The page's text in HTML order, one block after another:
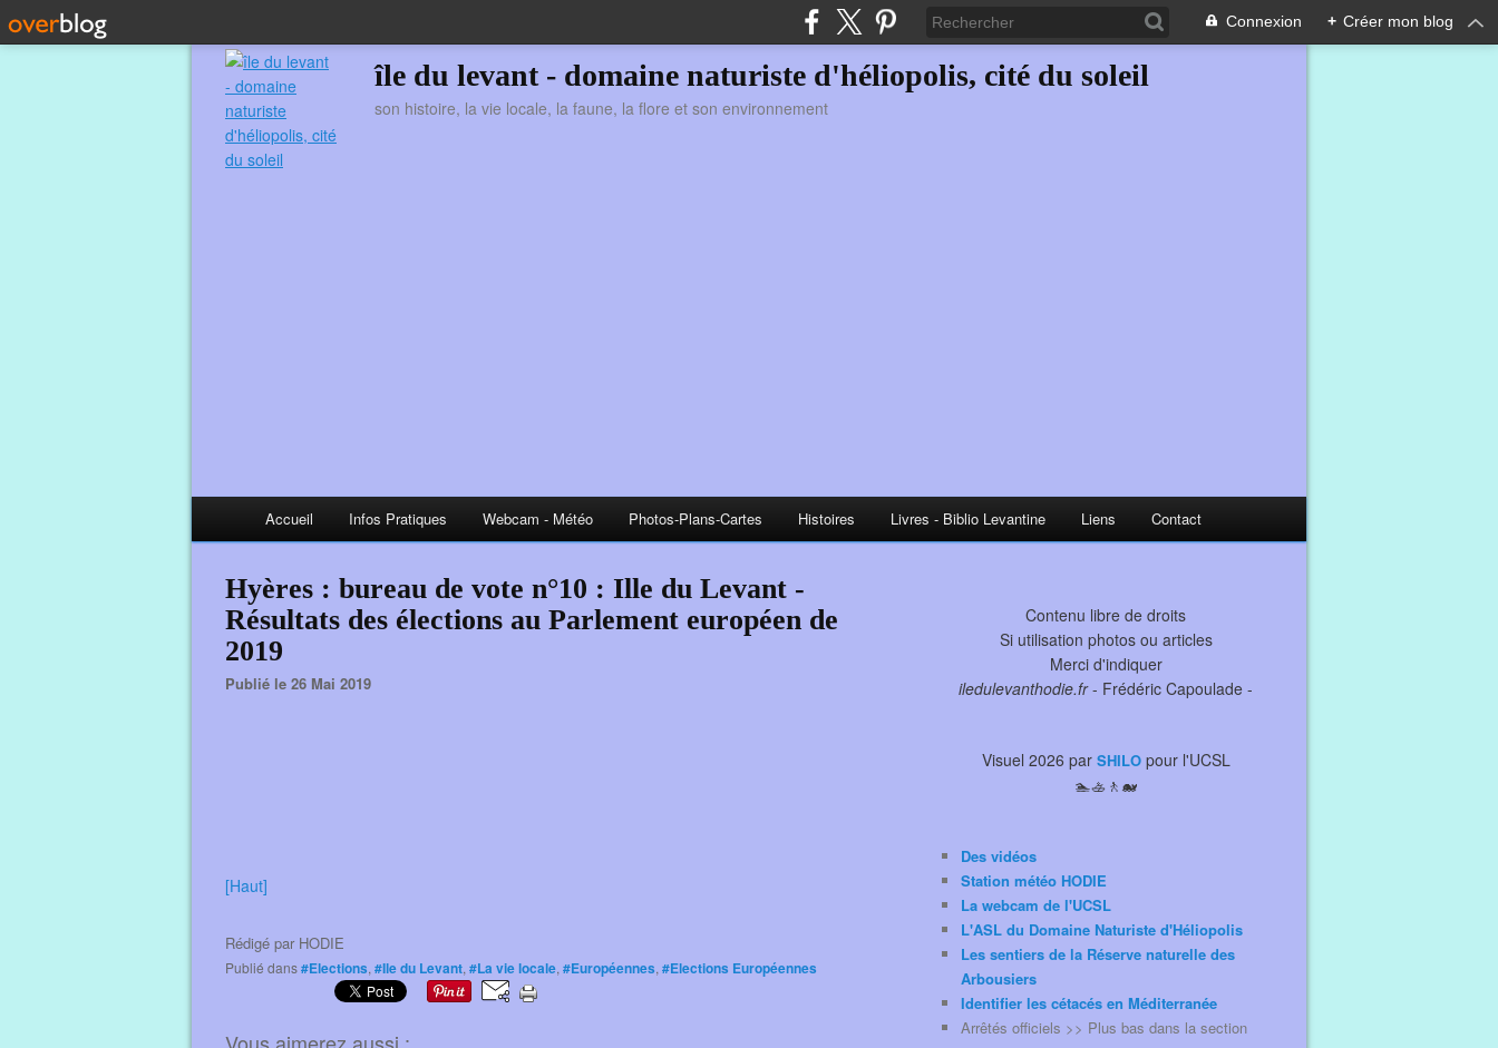
Connexion + Créer mon blog
île du levant - domaine naturiste d'héliopolis, cité du soleil
son histoire, la vie locale, la faune, la flore et son environnement
Accueil Infos Pratiques Webcam - Météo Photos-Plans-Cartes Histoires Livres - Biblio Levantine Liens Contact
Hyères : bureau de vote n°10 : Ille du Levant -
Résultats des élections au Parlement européen de
2019
Publié le 26 Mai 2019
[Haut]
Rédigé par HODIE
Publié dans#Elections, #Ile du Levant, #La vie locale, #Européennes, #Elections Européennes
Contenu libre de droits
Si utilisation photos ou articles
Merci d'indiquer
iledulevanthodie.fr- Frédéric Capoulade -
Visuel 2026 par SHILOpour l'UCSL
🏊🚣🚶🐋
Des vidéos
Station météo HODIE
La webcam de l'UCSL
L'ASL du Domaine Naturiste d'Héliopolis
Les sentiers de la Réserve naturelle des
Arbousiers
Identifier les cétacés en Méditerranée
Arrêtés officiels >> Plus bas dans la section